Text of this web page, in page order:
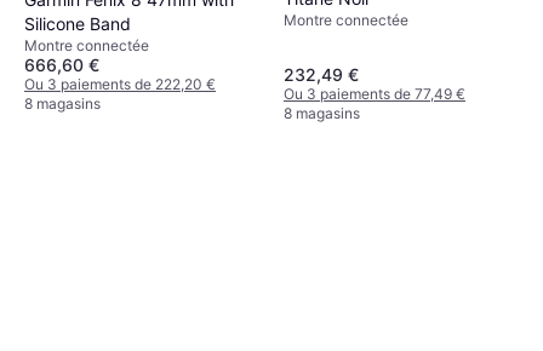
Silicone Band
Montre connectée
666,60 €
Ou 3 paiements de 222,20 €
8 magasins
Montre connectée
232,49 €
Ou 3 paiements de 77,49 €
8 magasins